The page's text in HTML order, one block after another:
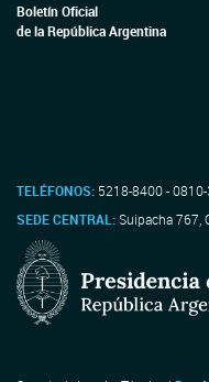
Boletín Oficial
de la República Argentina
TELÉFONOS: 5218-8400 -
SEDE CENTRAL:Suipacha 767,